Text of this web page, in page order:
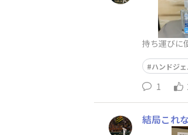
持ち運びに
ハンドジ
1
結局これ